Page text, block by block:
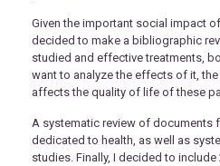
Given the important social impact
decided to make a bibliographic
studied and effective treatments,
want to analyze the effects of it,
affects the quality of life of these
A systematic review of documents
dedicated to health, as well as
studies. Finally, I decided to